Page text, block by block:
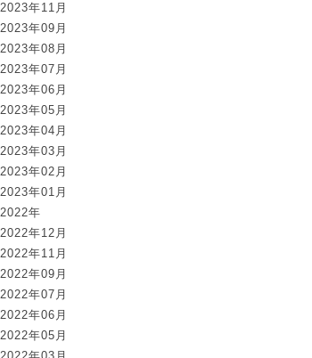
2023年11月
2023年09月
2023年08月
2023年07月
2023年06月
2023年05月
2023年04月
2023年03月
2023年02月
2023年01月
2022年
2022年12月
2022年11月
2022年09月
2022年07月
2022年06月
2022年05月